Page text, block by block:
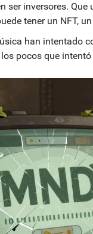
ser inversores.
tener un NFT,
han intentado
pocos que